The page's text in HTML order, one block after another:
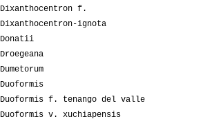
Dixanthocentron f.
Dixanthocentron-ignota
Donatii
Droegeana
Dumetorum
Duoformis
Duoformis f. tenango del valle
Duoformis v. xuchiapensis